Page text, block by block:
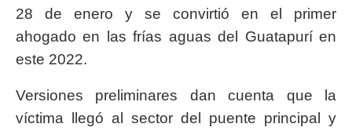
28 de enero y se convirtió en el primer
ahogado en las frías aguas del Guatapurí en
este 2022.
Versiones preliminares dan cuenta que la
víctima llegó al sector del puente principal y